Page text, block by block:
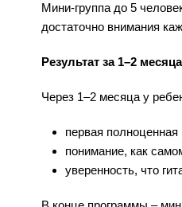
Мини‑группа до 5
достаточно внимания
Результат за 1–2 месяца
Через 1–2 месяца у
первая
понимание, как
уверенность, что